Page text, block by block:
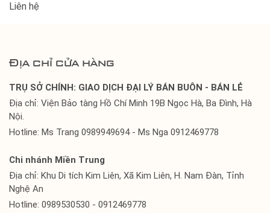
Liên hệ
Địa chỉ cửa hàng
TRỤ SỞ CHÍNH: GIAO DỊCH ĐẠI LÝ BÁN BUÔN - BÁN LẺ
Địa chỉ: Viện Bảo tàng Hồ Chí Minh 19B Ngọc Hà, Ba Đình, Hà
Nội.
Hotline: Ms Trang 0989949694 - Ms Nga 0912469778
Chi nhánh Miền Trung
Địa chỉ: Khu Di tích Kim Liên, Xã Kim Liên, H. Nam Đàn, Tỉnh
Nghệ An
Hotline: 0989530530 - 0912469778